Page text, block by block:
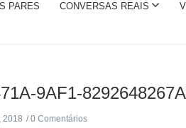
PARES CONVERSAS REAIS
9AF1-
2018 0 Comentários